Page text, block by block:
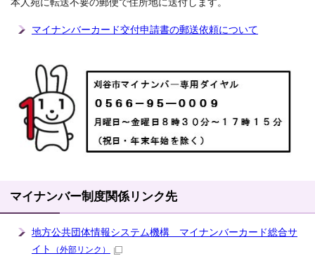
本人宛に転送不要の郵便で住所地に送付します。
マイナンバーカード交付申請書の郵送依頼について
マイナンバー制度関係リンク先
地方公共団体情報システム機構 マイナンバーカード総合サ
イト
（外部リンク）